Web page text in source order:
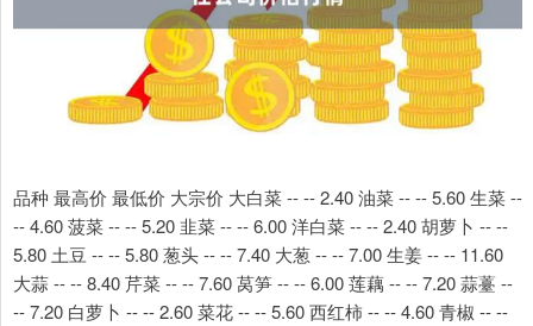
品种 最高价 最低价 大宗价 大白菜 -- -- 2.40 油菜 -- -- 5.60 生菜 --
-- 4.60 菠菜 -- -- 5.20 韭菜 -- -- 6.00 洋白菜 -- -- 2.40 胡萝卜 -- --
5.80 土豆 -- -- 5.80 葱头 -- -- 7.40 大葱 -- -- 7.00 生姜 -- -- 11.60
大蒜 -- -- 8.40 芹菜 -- -- 7.60 莴笋 -- -- 6.00 莲藕 -- -- 7.20 蒜薹 --
-- 7.20 白萝卜 -- -- 2.60 菜花 -- -- 5.60 西红柿 -- -- 4.60 青椒 -- --